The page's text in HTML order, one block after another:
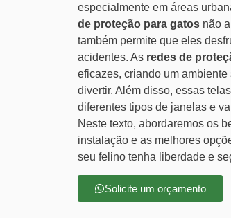
especialmente em áreas
de proteção para gatos não
também permite que eles
acidentes. As redes de
eficazes, criando um
divertir. Além disso, essas
diferentes tipos de janelas e
Neste texto, abordaremos os
instalação e as melhores
seu felino tenha liberdade e
Solicite um orçamento